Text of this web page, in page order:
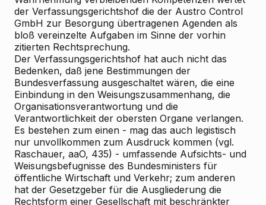
der Verfassungsgerichtshof die der Austro Control
GmbH zur Besorgung übertragenen Agenden als
bloß vereinzelte Aufgaben im Sinne der vorhin
zitierten Rechtsprechung.
Der Verfassungsgerichtshof hat auch nicht das
Bedenken, daß jene Bestimmungen der
Bundesverfassung ausgeschaltet wären, die eine
Einbindung in den Weisungszusammenhang, die
Organisationsverantwortung und die
Verantwortlichkeit der obersten Organe verlangen.
Es bestehen zum einen - mag das auch legistisch
nur unvollkommen zum Ausdruck kommen (vgl.
Raschauer, aaO, 435) - umfassende Aufsichts- und
Weisungsbefugnisse des Bundesministers für
öffentliche Wirtschaft und Verkehr; zum anderen
hat der Gesetzgeber für die Ausgliederung die
Rechtsform einer Gesellschaft mit beschränkter